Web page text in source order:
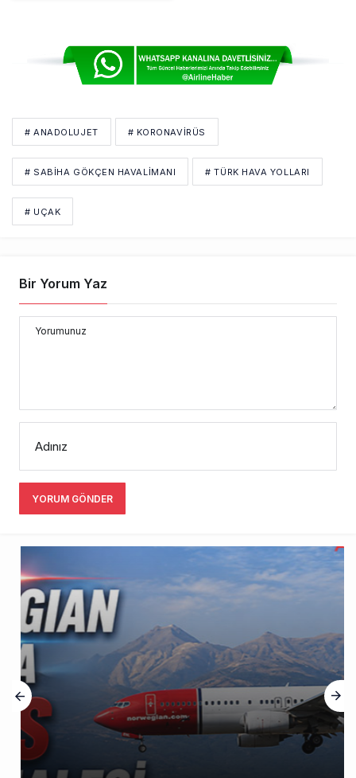
# ANADOLUJET # KORONAVIRÜS
# SABIHA GÖKÇEN HAVALIMANI # TÜRK HAVA YOLLARI
# UÇAK
Bir Yorum Yaz
Yorumunuz
Adınız
YORUM GÖNDER